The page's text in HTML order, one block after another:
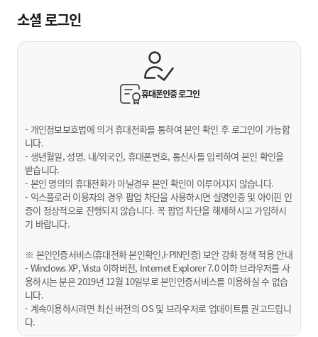
소셜 로그인
휴대폰인증로그인
- 개인정보보호법에 의거 휴대전화를 통하여 본인 확인 후 로그인이 가능합
니다.
- 생년월일, 성명, 내/외국인, 휴대폰번호, 통신사를 입력하여 본인 확인을
받습니다.
- 본인 명의의 휴대전화가 아닐경우 본인 확인이 이루어지지 않습니다.
- 익스플로러 이용자의 경우 팝업 차단을 사용하시면 실명인증 및 아이핀 인
증이 정상적으로 진행되지 않습니다. 꼭 팝업 차단을 해제하시고 가입하시
기 바랍니다.
※ 본인인증서비스(휴대전화 본인확인,I-PIN인증) 보안 강화 정책 적용 안내
- Windows XP, Vista 이하버전, Internet Explorer 7.0 이하 브라우저를 사
용하시는 분은 2019년 12월 10일부로 본인인증서비스를 이용하실 수 없습
니다.
- 계속이용하시려면 최신 버전의 OS 및 브라우저로 업데이트를 권고드립니
다.